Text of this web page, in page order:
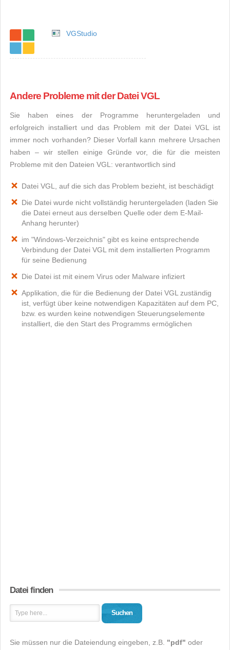
VGStudio
Andere Probleme mit der Datei VGL
Sie haben eines der Programme heruntergeladen und
erfolgreich installiert und das Problem mit der Datei VGL ist
immer noch vorhanden? Dieser Vorfall kann mehrere Ursachen
haben – wir stellen einige Gründe vor, die für die meisten
Probleme mit den Dateien VGL: verantwortlich sind
Datei VGL, auf die sich das Problem bezieht, ist beschädigt
Die Datei wurde nicht vollständig heruntergeladen (laden Sie
die Datei erneut aus derselben Quelle oder dem E-Mail-
Anhang herunter)
im "Windows-Verzeichnis" gibt es keine entsprechende
Verbindung der Datei VGL mit dem installierten Programm
für seine Bedienung
Die Datei ist mit einem Virus oder Malware infiziert
Applikation, die für die Bedienung der Datei VGL zuständig
ist, verfügt über keine notwendigen Kapazitäten auf dem PC,
bzw. es wurden keine notwendigen Steuerungselemente
installiert, die den Start des Programms ermöglichen
Datei finden
Suchen
Sie müssen nur die Dateiendung eingeben, z.B. "pdf" oder